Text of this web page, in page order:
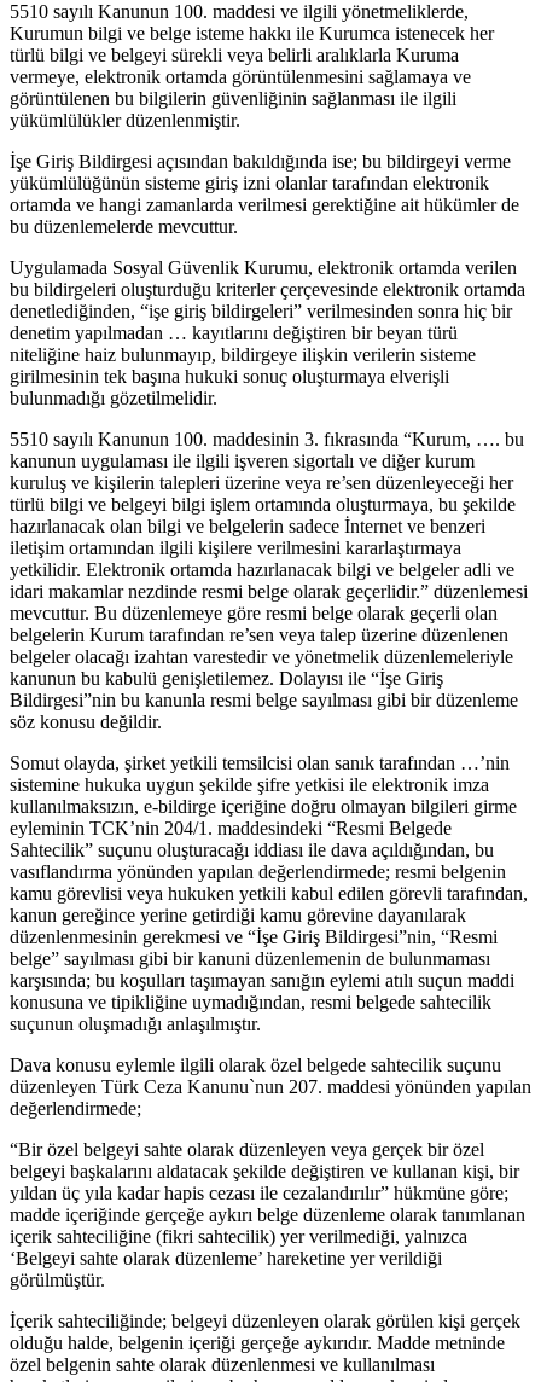
5510 sayılı Kanunun 100. maddesi ve ilgili yönetmeliklerde,
Kurumun bilgi ve belge isteme hakkı ile Kurumca istenecek her
türlü bilgi ve belgeyi sürekli veya belirli aralıklarla Kuruma
vermeye, elektronik ortamda görüntülenmesini sağlamaya ve
görüntülenen bu bilgilerin güvenliğinin sağlanması ile ilgili
yükümlülükler düzenlenmiştir.
İşe Giriş Bildirgesi açısından bakıldığında ise; bu bildirgeyi verme
yükümlülüğünün sisteme giriş izni olanlar tarafından elektronik
ortamda ve hangi zamanlarda verilmesi gerektiğine ait hükümler de
bu düzenlemelerde mevcuttur.
Uygulamada Sosyal Güvenlik Kurumu, elektronik ortamda verilen
bu bildirgeleri oluşturduğu kriterler çerçevesinde elektronik ortamda
denetlediğinden, “işe giriş bildirgeleri” verilmesinden sonra hiç bir
denetim yapılmadan … kayıtlarını değiştiren bir beyan türü
niteliğine haiz bulunmayıp, bildirgeye ilişkin verilerin sisteme
girilmesinin tek başına hukuki sonuç oluşturmaya elverişli
bulunmadığı gözetilmelidir.
5510 sayılı Kanunun 100. maddesinin 3. fıkrasında “Kurum, …. bu
kanunun uygulaması ile ilgili işveren sigortalı ve diğer kurum
kuruluş ve kişilerin talepleri üzerine veya re’sen düzenleyeceği her
türlü bilgi ve belgeyi bilgi işlem ortamında oluşturmaya, bu şekilde
hazırlanacak olan bilgi ve belgelerin sadece İnternet ve benzeri
iletişim ortamından ilgili kişilere verilmesini kararlaştırmaya
yetkilidir. Elektronik ortamda hazırlanacak bilgi ve belgeler adli ve
idari makamlar nezdinde resmi belge olarak geçerlidir.” düzenlemesi
mevcuttur. Bu düzenlemeye göre resmi belge olarak geçerli olan
belgelerin Kurum tarafından re’sen veya talep üzerine düzenlenen
belgeler olacağı izahtan varestedir ve yönetmelik düzenlemeleriyle
kanunun bu kabulü genişletilemez. Dolayısı ile “İşe Giriş
Bildirgesi”nin bu kanunla resmi belge sayılması gibi bir düzenleme
söz konusu değildir.
Somut olayda, şirket yetkili temsilcisi olan sanık tarafından …’nin
sistemine hukuka uygun şekilde şifre yetkisi ile elektronik imza
kullanılmaksızın, e-bildirge içeriğine doğru olmayan bilgileri girme
eyleminin TCK’nin 204/1. maddesindeki “Resmi Belgede
Sahtecilik” suçunu oluşturacağı iddiası ile dava açıldığından, bu
vasıflandırma yönünden yapılan değerlendirmede; resmi belgenin
kamu görevlisi veya hukuken yetkili kabul edilen görevli tarafından,
kanun gereğince yerine getirdiği kamu görevine dayanılarak
düzenlenmesinin gerekmesi ve “İşe Giriş Bildirgesi”nin, “Resmi
belge” sayılması gibi bir kanuni düzenlemenin de bulunmaması
karşısında; bu koşulları taşımayan sanığın eylemi atılı suçun maddi
konusuna ve tipikliğine uymadığından, resmi belgede sahtecilik
suçunun oluşmadığı anlaşılmıştır.
Dava konusu eylemle ilgili olarak özel belgede sahtecilik suçunu
düzenleyen Türk Ceza Kanunu`nun 207. maddesi yönünden yapılan
değerlendirmede;
“Bir özel belgeyi sahte olarak düzenleyen veya gerçek bir özel
belgeyi başkalarını aldatacak şekilde değiştiren ve kullanan kişi, bir
yıldan üç yıla kadar hapis cezası ile cezalandırılır” hükmüne göre;
madde içeriğinde gerçeğe aykırı belge düzenleme olarak tanımlanan
içerik sahteciliğine (fikri sahtecilik) yer verilmediği, yalnızca
‘Belgeyi sahte olarak düzenleme’ hareketine yer verildiği
görülmüştür.
İçerik sahteciliğinde; belgeyi düzenleyen olarak görülen kişi gerçek
olduğu halde, belgenin içeriği gerçeğe aykırıdır. Madde metninde
özel belgenin sahte olarak düzenlenmesi ve kullanılması